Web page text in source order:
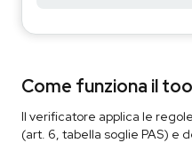
Come funziona il
Il verificatore applica le
(art. 6, tabella soglie PAS) e